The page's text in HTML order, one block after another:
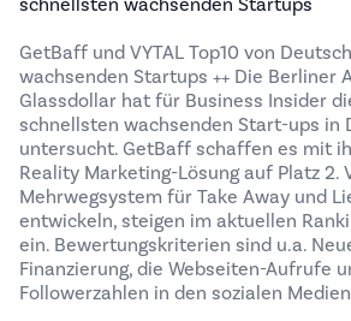
schnellsten wachsenden Startups
GetBaff und VYTAL Top10 von
wachsenden Startups ++ Die Berliner
Glassdollar hat für Business Insider
schnellsten wachsenden Start-ups in
untersucht. GetBaff schaffen es mit
Reality Marketing-Lösung auf Platz 2.
Mehrwegsystem für Take Away und
entwickeln, steigen im aktuellen
ein. Bewertungskriterien sind u.a.
Finanzierung, die Webseiten-Aufrufe
Followerzahlen in den sozialen